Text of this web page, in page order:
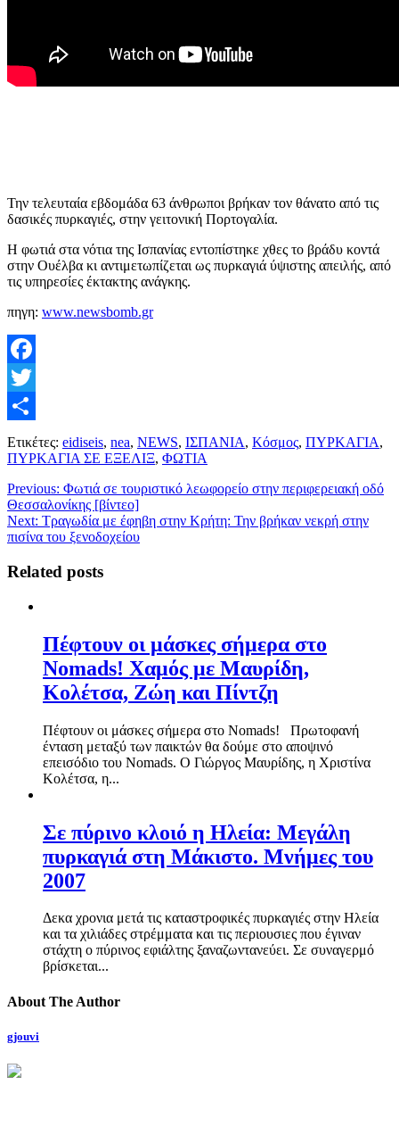
Την τελευταία εβδομάδα 63 άνθρωποι βρήκαν τον θάνατο από τις
δασικές πυρκαγιές, στην γειτονική Πορτογαλία.
Η φωτιά στα νότια της Ισπανίας εντοπίστηκε χθες το βράδυ κοντά
στην Ουέλβα κι αντιμετωπίζεται ως πυρκαγιά ύψιστης απειλής, από
τις υπηρεσίες έκτακτης ανάγκης.
πηγη: www.newsbomb.gr
Facebook
Twitter
Μοιραστείτε
Ετικέτες: eidiseis, nea, NEWS, ΙΣΠΑΝΙΑ, Κόσμος, ΠΥΡΚΑΓΙΑ,
ΠΥΡΚΑΓΙΑ ΣΕ ΕΞΕΛΙΞ, ΦΩΤΙΑ
Previous: Φωτιά σε τουριστικό λεωφορείο στην περιφερειακή οδό
Θεσσαλονίκης [βίντεο]
Next: Τραγωδία με έφηβη στην Κρήτη: Την βρήκαν νεκρή στην
πισίνα του ξενοδοχείου
Related posts
Πέφτουν οι μάσκες σήμερα στο
Nomads! Χαμός με Μαυρίδη,
Κολέτσα, Ζώη και Πίντζη
Πέφτουν οι μάσκες σήμερα στο Nomads! Πρωτοφανή
ένταση μεταξύ των παικτών θα δούμε στο αποψινό
επεισόδιο του Nomads. Ο Γιώργος Μαυρίδης, η Χριστίνα
Κολέτσα, η...
Σε πύρινο κλοιό η Ηλεία: Μεγάλη
πυρκαγιά στη Μάκιστο. Μνήμες του
2007
Δεκα χρονια μετά τις καταστροφικές πυρκαγιές στην Ηλεία
και τα χιλιάδες στρέμματα και τις περιουσιες που έγιναν
στάχτη ο πύρινος εφιάλτης ξαναζωντανεύει. Σε συναγερμό
βρίσκεται...
About The Author
gjouvi